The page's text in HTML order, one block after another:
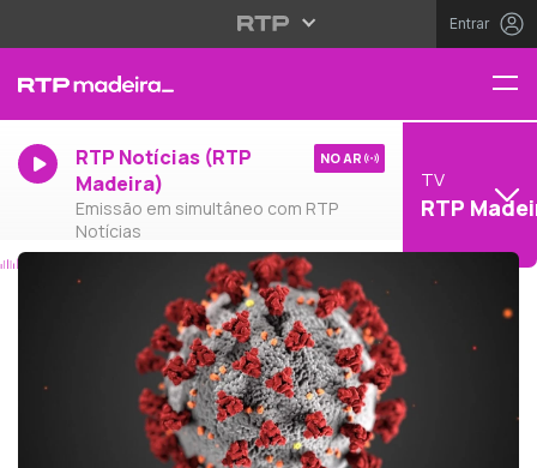
Entrar
RTP Notícias (RTP
Madeira)
Emissão em simultâneo com RTP
Notícias
NO AR
TV
RTP